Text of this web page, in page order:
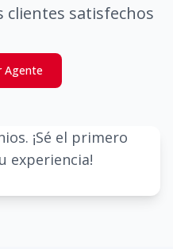
clientes satisfechos
Agente
¡Sé el primero
experiencia!